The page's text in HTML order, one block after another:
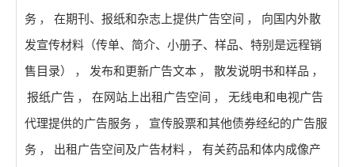
务 ， 在期刊、报纸和杂志上提供广告空间 ，
向国内外散
发宣传材料（传单、简介、小册子、样品、特别是远程销
售目录）
， 发布和更新广告文本 ， 散发说明书和样品 ，
报纸广告 ， 在网站上出租广告空间 ，
无线电和电视广告
代理提供的广告服务 ，
宣传股票和其他债券经纪的广告服
务 ， 出租广告空间及广告材料 ，
有关药品和体内成像产